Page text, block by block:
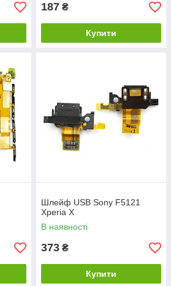
187 ₴
Купити
Шлейф USB Sony F5121
Xperia X
В наявності
373 ₴
Купити